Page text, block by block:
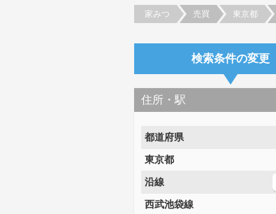
家みつ 売買 東京都
検索条件の変更
住所・駅
都道府県
東京都
沿線
西武池袋線